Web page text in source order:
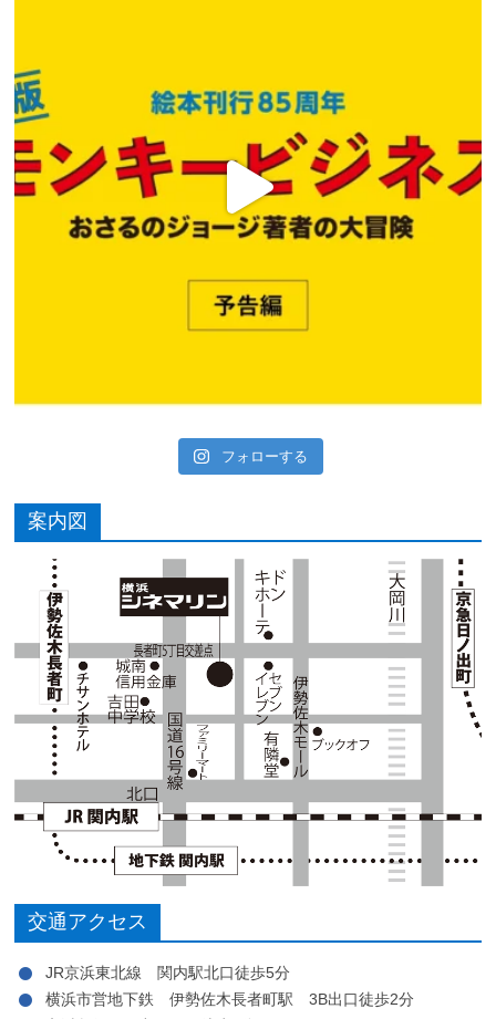
フォローする
案内図
交通アクセス
JR京浜東北線 関内駅北口徒歩5分
横浜市営地下鉄 伊勢佐木長者町駅 3B出口徒歩2分